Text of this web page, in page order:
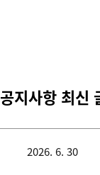
공지사항 최신
2026. 6. 30